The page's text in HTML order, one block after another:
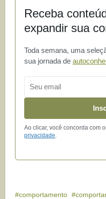
Receba
expandir sua
Toda semana, uma
sua jornada de
Ao clicar, você concorda com
privacidade.
comportamento